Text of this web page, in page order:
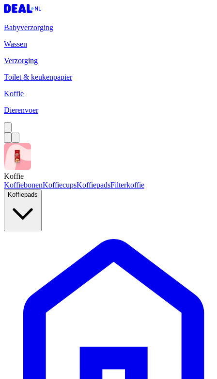
Babyverzorging
Wassen
Verzorging
Toilet & keukenpapier
Koffie
Dierenvoer
Koffie
KoffiebonenKoffiecupsKoffiepadsFilterkoffie
Koffiepads